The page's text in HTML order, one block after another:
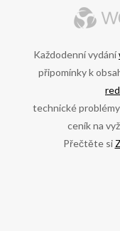
Každodenní vydání
připomínky k
technické
ceník na
Přečtěte si